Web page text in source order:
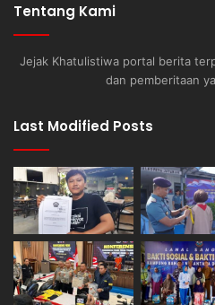
Tentang Kami
Jejak Khatulistiwa portal berita
dan pemberitaan
Last Modified Posts